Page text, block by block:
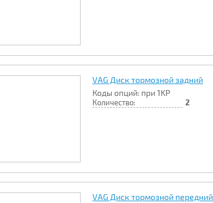
VAG Диск тормозной задний
Коды опций: при 1KP
Количество: 2
VAG Диск тормозной передний